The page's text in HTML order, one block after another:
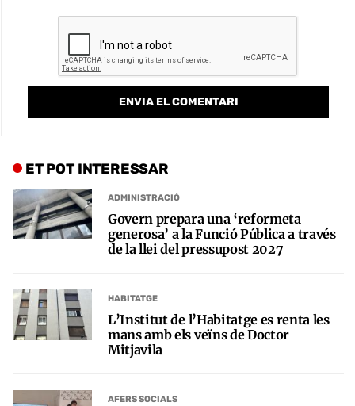
ET POT INTERESSAR
ADMINISTRACIÓ
Govern prepara una ‘reformeta
generosa’ a la Funció Pública a través
de la llei del pressupost 2027
HABITATGE
L’Institut de l’Habitatge es renta les
mans amb els veïns de Doctor
Mitjavila
AFERS SOCIALS